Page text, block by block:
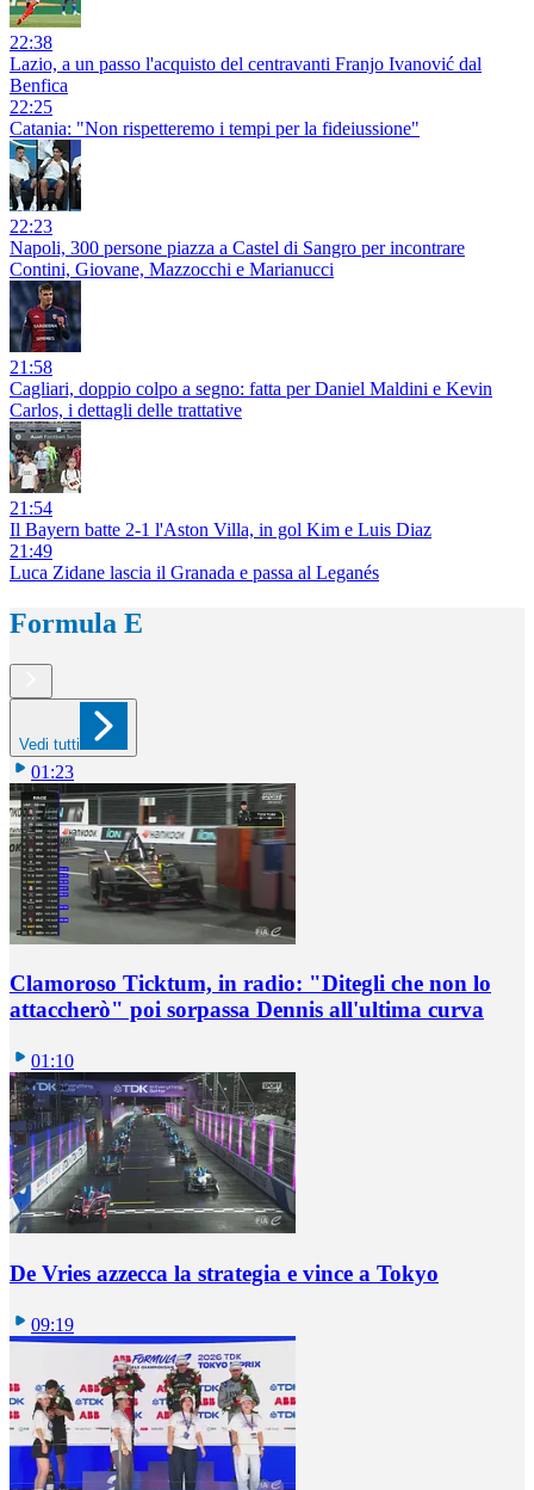
22:38
Lazio, a un passo l'acquisto del centravanti Franjo Ivanović dal
Benfica
22:25
Catania: "Non rispetteremo i tempi per la fideiussione"
22:23
Napoli, 300 persone piazza a Castel di Sangro per incontrare
Contini, Giovane, Mazzocchi e Marianucci
21:58
Cagliari, doppio colpo a segno: fatta per Daniel Maldini e Kevin
Carlos, i dettagli delle trattative
21:54
Il Bayern batte 2-1 l'Aston Villa, in gol Kim e Luis Diaz
21:49
Luca Zidane lascia il Granada e passa al Leganés
Formula E
Vedi tutti
01:23
Clamoroso Ticktum, in radio: "Ditegli che non lo
attaccherò" poi sorpassa Dennis all'ultima curva
01:10
De Vries azzecca la strategia e vince a Tokyo
09:19